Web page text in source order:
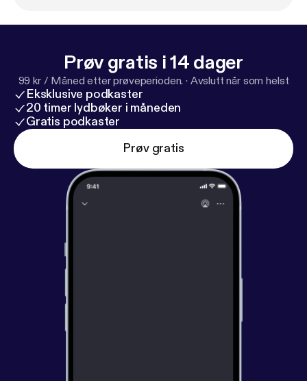
Prøv gratis i 14 dager
99 kr / Måned etter prøveperioden. · Avslutt når som helst
Eksklusive podkaster
20 timer lydbøker i måneden
Gratis podkaster
Prøv gratis